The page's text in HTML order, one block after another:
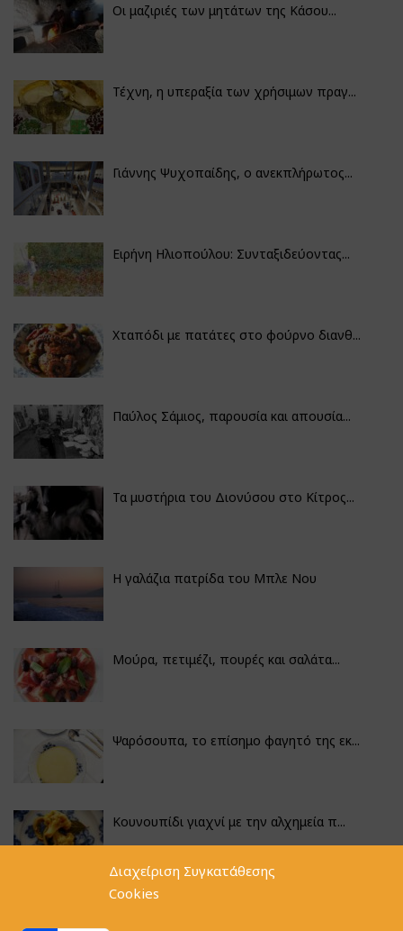
Διαχείριση Συγκατάθεσης
Cookies
Οι μαζιριές των μητάτων της Κάσου...
Τέχνη, η υπεραξία των χρήσιμων πραγ...
Γιάννης Ψυχοπαίδης, ο ανεκπλήρωτος...
Ειρήνη Ηλιοπούλου: Συνταξιδεύοντας...
Χταπόδι με πατάτες στο φούρνο διανθ...
Παύλος Σάμιος, παρουσία και απουσία...
Τα μυστήρια του Διονύσου στο Κίτρος...
Η γαλάζια πατρίδα του Μπλε Νου
Μούρα, πετιμέζι, πουρές και σαλάτα...
Ψαρόσουπα, το επίσημο φαγητό της εκ...
Κουνουπίδι γιαχνί με την αλχημεία π...
Αγκινάρες γεμιστές με ρύζι και ριζό...